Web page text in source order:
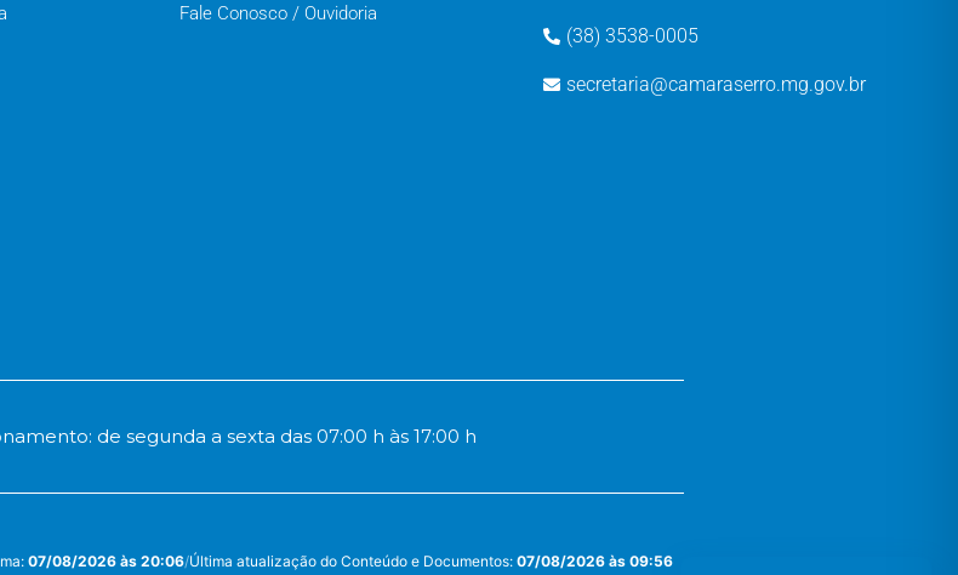
Fale Conosco / Ouvidoria
(38) 3538-0005
secretaria@camaraserro.mg.gov.br
de segunda a sexta das 07:00 h às 17:00 h
07/08/2026 às 20:06/Última atualização do Conteúdo e Documentos: 07/08/2026 às 09:56